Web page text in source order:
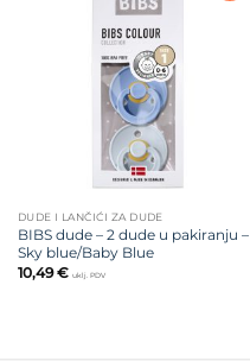
DUDE I LANČIĆI ZA DUDE
BIBS dude – 2 dude u pakiranju –
Sky blue/Baby Blue
10,49€ uklj. PDV